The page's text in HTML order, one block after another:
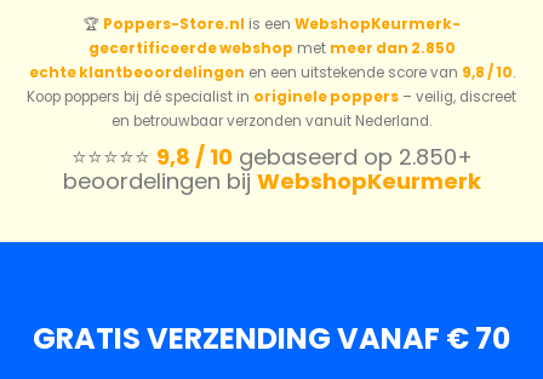
🏆 Poppers-Store.nl is een WebshopKeurmerk-
gecertificeerde webshop met meer dan 2.850
echte klantbeoordelingen en een uitstekende score van 9,8 / 10.
Koop poppers bij dé specialist in originele poppers – veilig, discreet
en betrouwbaar verzonden vanuit Nederland.
⭐️⭐️⭐️⭐️⭐️ 9,8 / 10gebaseerd op 2.850+
beoordelingen bij WebshopKeurmerk
GRATIS VERZENDING VANAF € 70